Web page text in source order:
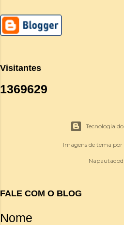
Visitantes
1369629
Tecnologia
Imagens de tema por
FALE COM O BLOG
Nome